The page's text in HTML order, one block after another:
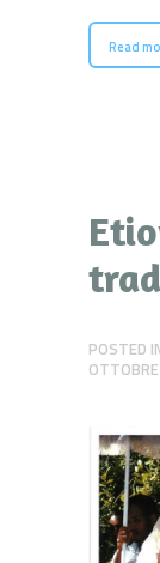
Read
POSTED